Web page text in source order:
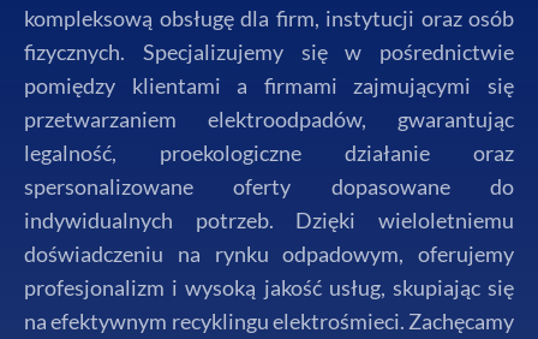
kompleksową obsługę dla firm, instytucji oraz osób
fizycznych. Specjalizujemy się w pośrednictwie
pomiędzy klientami a firmami zajmującymi się
przetwarzaniem elektroodpadów, gwarantując
legalność, proekologiczne działanie oraz
spersonalizowane oferty dopasowane do
indywidualnych potrzeb. Dzięki wieloletniemu
doświadczeniu na rynku odpadowym, oferujemy
profesjonalizm i wysoką jakość usług, skupiając się
na efektywnym recyklingu elektrośmieci. Zachęcamy